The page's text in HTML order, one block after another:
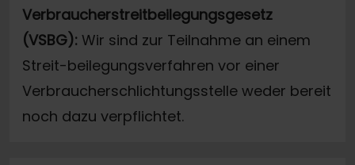
Verbraucherstreitbeilegungsgesetz
(VSBG): Wir sind zur Teilnahme an einem
Streit-beilegungsverfahren vor einer
Verbraucherschlichtungsstelle weder bereit
noch dazu verpflichtet.